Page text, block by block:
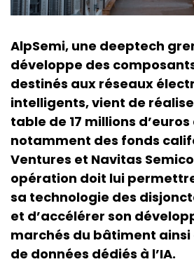
AlpSemi, une deeptech
développe des
destinés aux réseaux
intelligents, vient de
table de 17 millions
notamment des fonds
Ventures et Navitas
opération doit lui
sa technologie des
et d’accélérer son
marchés du bâtiment ainsi
de données dédiés à l’IA.